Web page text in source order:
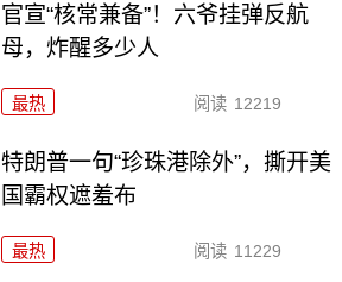
官宣“核常兼备”！六爷挂弹反航
母，炸醒多少人
最热 阅读 12219
特朗普一句“珍珠港除外”，撕开美
国霸权遮羞布
最热 阅读 11229